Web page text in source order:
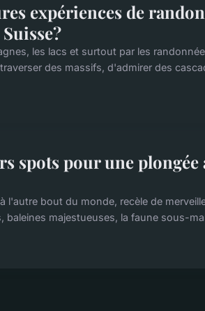
expériences de
les lacs et surtout par les
des massifs, d'admirer des
spots pour une plongée
l'autre bout du monde, recèle de
baleines majestueuses, la faune sous-